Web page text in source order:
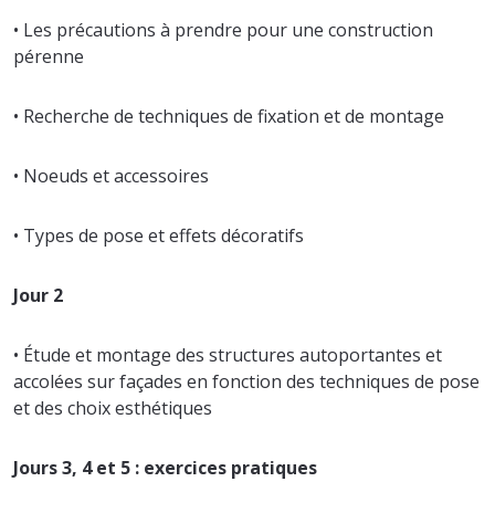
• Les précautions à prendre pour une construction
pérenne
• Recherche de techniques de fixation et de montage
• Noeuds et accessoires
• Types de pose et effets décoratifs
Jour 2
• Étude et montage des structures autoportantes et
accolées sur façades en fonction des techniques de pose
et des choix esthétiques
Jours 3, 4 et 5 : exercices pratiques